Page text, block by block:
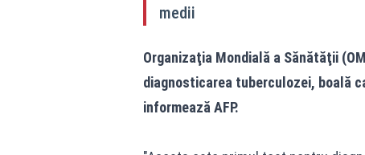
medii
Organizaţia Mondială a Sănătăţii
diagnosticarea tuberculozei, boală
informează AFP.